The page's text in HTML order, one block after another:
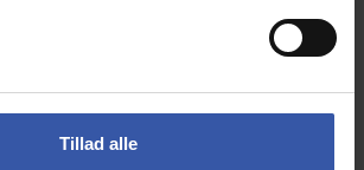
Tillad alle